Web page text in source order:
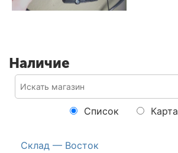
Наличие
Список Карта
Склад — Восток